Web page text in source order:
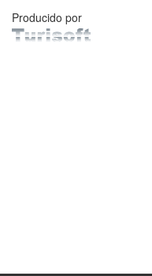
Producido por